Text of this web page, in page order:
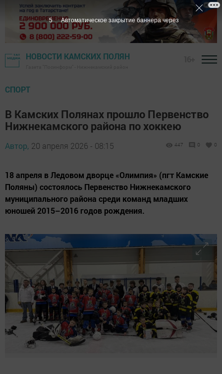
НОВОСТИ КАМСКИХ ПОЛЯН
СПОРТ
В Камских Полянах прошло Первенство
Нижнекамского района по хоккею
Автор, 20 апреля 2026 - 08:15 447 0 0
18 апреля в Ледовом дворце «Олимпия» (пгт Камские
Поляны) состоялось Первенство Нижнекамского
муниципального района среди команд младших
юношей 2015–2016 годов рождения.
4 Автоматическое закрытие баннера через